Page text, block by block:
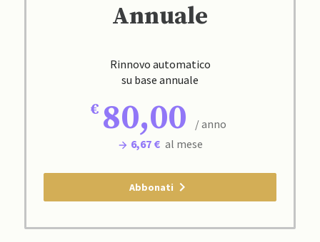
Annuale
Rinnovo automatico
su base annuale
80,00
/ anno
6,67 € al mese
Abbonati